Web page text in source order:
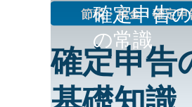
確定申告
の常識